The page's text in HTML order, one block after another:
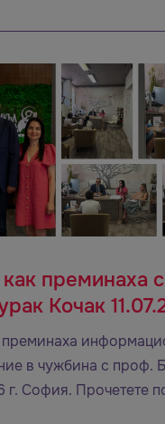
преминаха
Кочак
преминаха
в чужбина с проф.
г. София. Прочетете